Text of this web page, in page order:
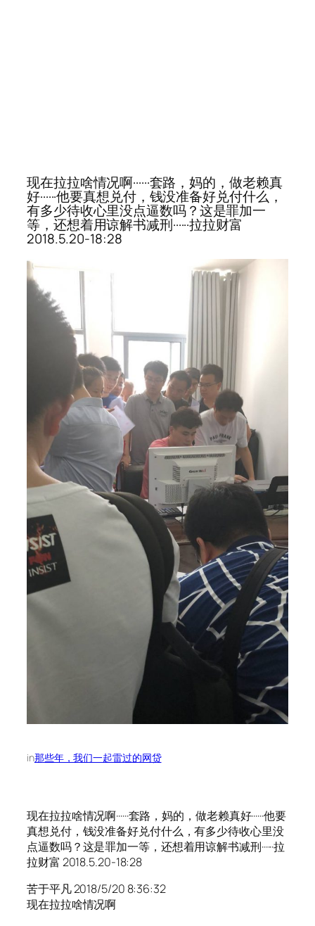
现在拉拉啥情况啊······套路，妈的，做老赖真
好······他要真想兑付，钱没准备好兑付什么，
有多少待收心里没点逼数吗？这是罪加一
等，还想着用谅解书减刑······拉拉财富
2018.5.20-18:28
in那些年，我们一起雷过的网贷
现在拉拉啥情况啊······套路，妈的，做老赖真好······他要
真想兑付，钱没准备好兑付什么，有多少待收心里没
点逼数吗？这是罪加一等，还想着用谅解书减刑······拉
拉财富 2018.5.20-18:28
苦于平凡 2018/5/20 8:36:32
现在拉拉啥情况啊